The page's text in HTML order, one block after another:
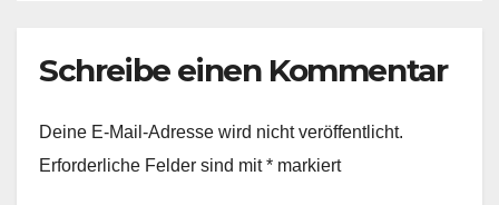
Schreibe einen Kommentar
Deine E-Mail-Adresse wird nicht veröffentlicht.
Erforderliche Felder sind mit* markiert